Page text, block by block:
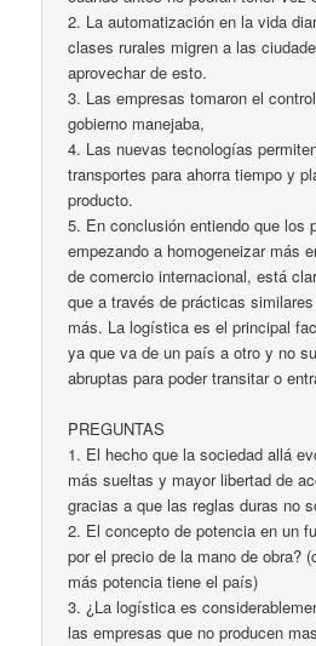
2. La automatización en la vida
clases rurales migren a las
aprovechar de esto.
3. Las empresas tomaron el
gobierno manejaba,
4. Las nuevas tecnologías
transportes para ahorra tiempo y
producto.
5. En conclusión entiendo que los
empezando a homogeneizar más
de comercio internacional, está
que a través de prácticas
más. La logística es el principal
ya que va de un país a otro y no
abruptas para poder transitar o
PREGUNTAS
1. El hecho que la sociedad allá
más sueltas y mayor libertad de
gracias a que las reglas duras no
2. El concepto de potencia en un
por el precio de la mano de obra?
más potencia tiene el país)
3. ¿La logística es
las empresas que no producen